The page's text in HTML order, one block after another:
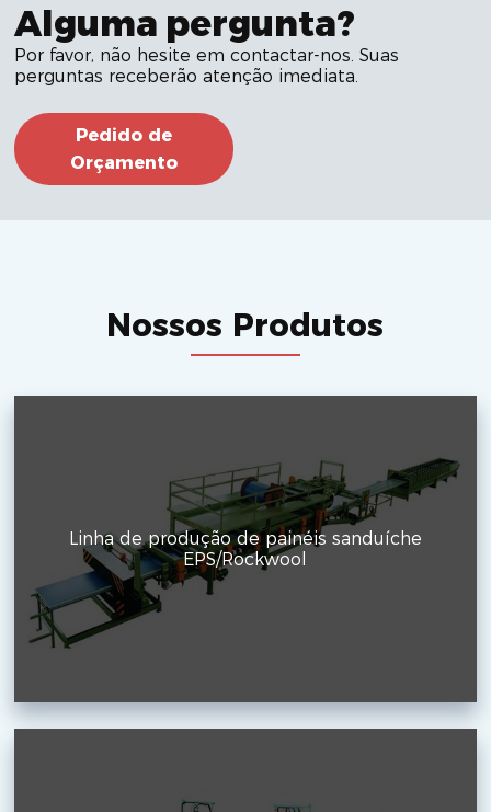
Alguma pergunta?
Por favor, não hesite em contactar-nos. Suas
perguntas receberão atenção imediata.
Pedido de
Orçamento
Nossos Produtos
Linha de produção de painéis sanduíche
EPS/Rockwool